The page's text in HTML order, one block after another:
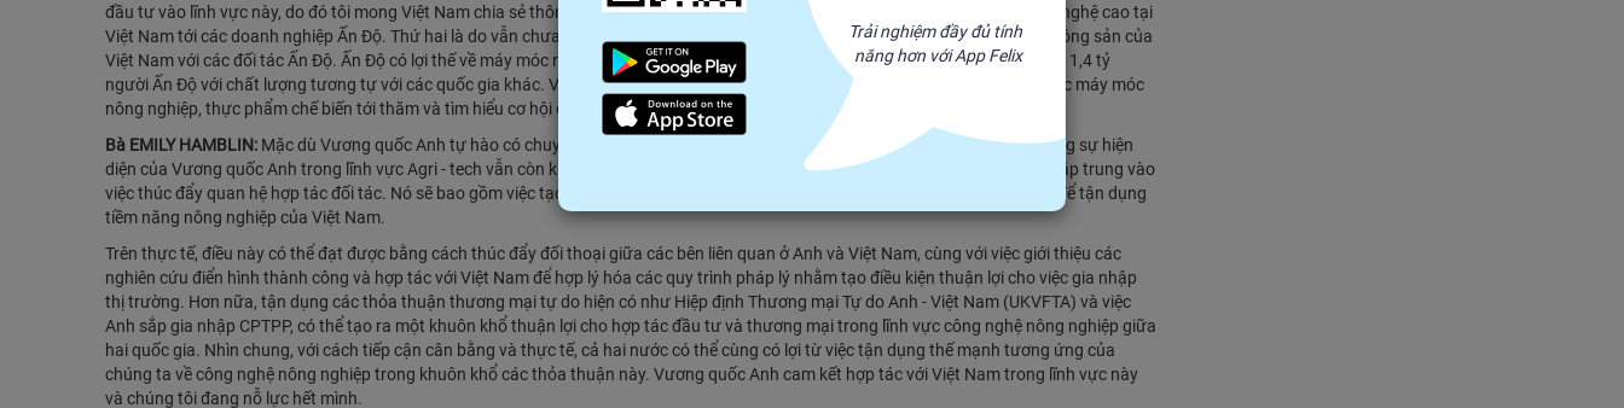
đầu tư vào lĩnh vực này, do đó tôi mong Việt Nam chia sẻ thông tin nhiều hơn về tiềm năng đầu tư vào lĩnh vực nông nghiệp công nghệ cao tại
Việt Nam tới các doanh nghiệp Ấn Độ. Thứ hai là do vẫn chưa có nhiều tương tác giữa các doanh nghiệp sản xuất và xuất khẩu nông sản của
Việt Nam với các đối tác Ấn Độ. Ấn Độ có lợi thế về máy móc nông nghiệp với giá thành rẻ và kinh nghiệm sản xuất thực phẩm cho 1,4 tỷ
người Ấn Độ với chất lượng tương tự với các quốc gia khác. Việt Nam nên tập trung mời gọi các doanh nghiệp Ấn Độ trong lĩnh vực máy móc
nông nghiệp, thực phẩm chế biến tới thăm và tìm hiểu cơ hội đầu tư tại Việt Nam.
Bà EMILY HAMBLIN: Mặc dù Vương quốc Anh tự hào có chuyên môn cao trong lĩnh vực công nghệ nông nghiệp, cần ghi nhận rằng sự hiện
diện của Vương quốc Anh trong lĩnh vực Agri - tech vẫn còn khiêm tốn ở Việt Nam, mà điều cần thiết là đòi hỏi một cách tiếp cận tập trung vào
việc thúc đẩy quan hệ hợp tác đối tác. Nó sẽ bao gồm việc tạo điều kiện chuyển giao kiến thức, liên doanh và hợp tác nghiên cứu để tận dụng
tiềm năng nông nghiệp của Việt Nam.
Trên thực tế, điều này có thể đạt được bằng cách thúc đẩy đối thoại giữa các bên liên quan ở Anh và Việt Nam, cùng với việc giới thiệu các
nghiên cứu điển hình thành công và hợp tác với Việt Nam để hợp lý hóa các quy trình pháp lý nhằm tạo điều kiện thuận lợi cho việc gia nhập
thị trường. Hơn nữa, tận dụng các thỏa thuận thương mại tự do hiện có như Hiệp định Thương mại Tự do Anh - Việt Nam (UKVFTA) và việc
Anh sắp gia nhập CPTPP, có thể tạo ra một khuôn khổ thuận lợi cho hợp tác đầu tư và thương mại trong lĩnh vực công nghệ nông nghiệp giữa
hai quốc gia. Nhìn chung, với cách tiếp cận cân bằng và thực tế, cả hai nước có thể cùng có lợi từ việc tận dụng thế mạnh tương ứng của
chúng ta về công nghệ nông nghiệp trong khuôn khổ các thỏa thuận này. Vương quốc Anh cam kết hợp tác với Việt Nam trong lĩnh vực này
và chúng tôi đang nỗ lực hết mình.
Trải nghiệm đầy đủ tính
năng hơn với App Felix